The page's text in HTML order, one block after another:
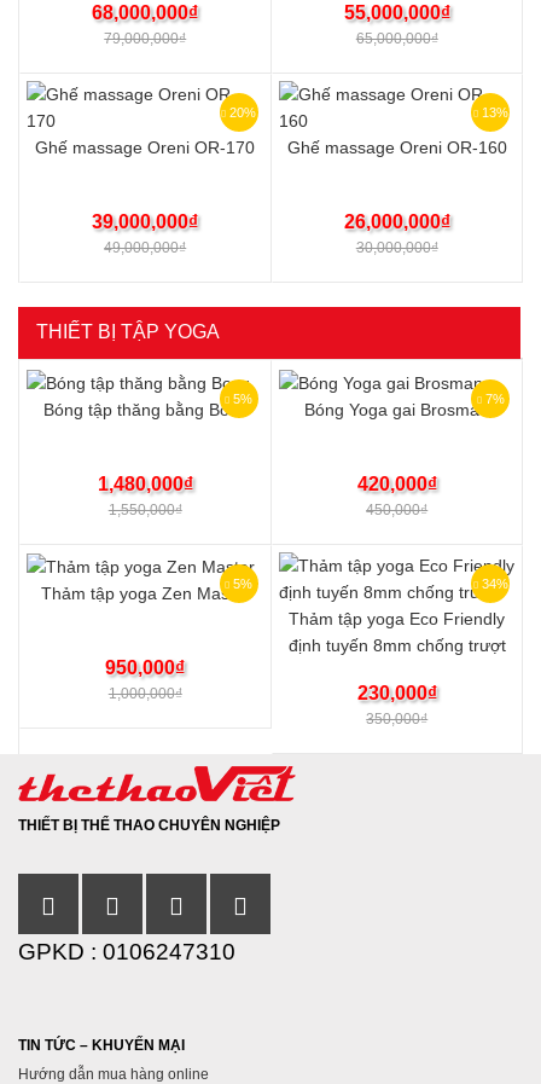
79,000,000₫
68,000,000₫
65,000,000₫
55,000,000₫
20%
Ghế massage Oreni OR-170
49,000,000₫
39,000,000₫
13%
Ghế massage Oreni OR-160
30,000,000₫
26,000,000₫
THIẾT BỊ TẬP YOGA
5%
Bóng tập thăng bằng Bosu
1,550,000₫
1,480,000₫
7%
Bóng Yoga gai Brosman
450,000₫
420,000₫
5%
Thảm tập yoga Zen Master
1,000,000₫
950,000₫
34%
Thảm tập yoga Eco Friendly
định tuyến 8mm chống trượt
350,000₫
230,000₫
THIẾT BỊ THỂ THAO CHUYÊN NGHIỆP
GPKD : 0106247310
TIN TỨC – KHUYẾN MẠI
Hướng dẫn mua hàng online